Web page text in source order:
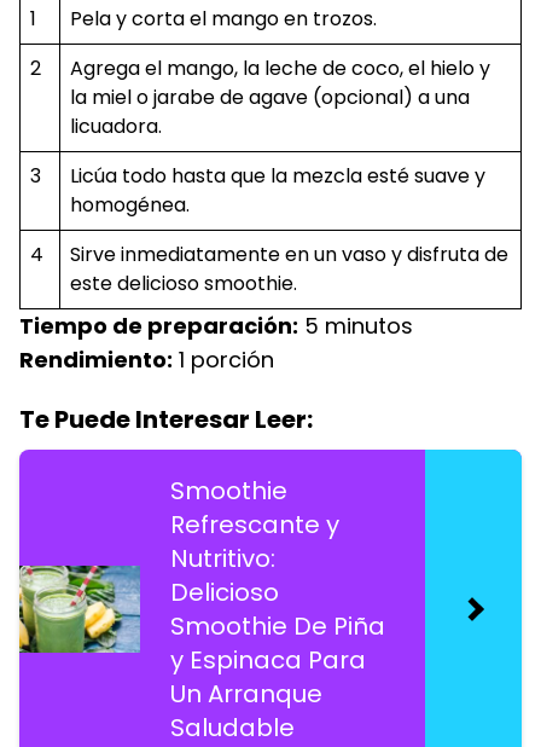
1
Pela y corta el mango en trozos.
2
Agrega el mango, la leche de coco, el hielo y
la miel o jarabe de agave (opcional) a una
licuadora.
3
Licúa todo hasta que la mezcla esté suave y
homogénea.
4
Sirve inmediatamente en un vaso y disfruta de
este delicioso smoothie.
Tiempo de preparación: 5 minutos
Rendimiento: 1 porción
Te Puede Interesar Leer:
Smoothie
Refrescante y
Nutritivo:
Delicioso
Smoothie De Piña
y Espinaca Para
Un Arranque
Saludable